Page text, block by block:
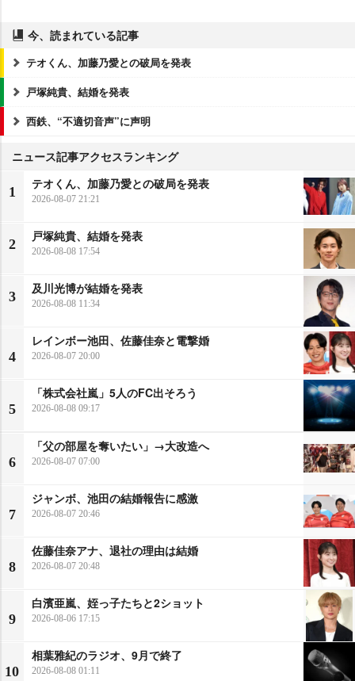
今、読まれている記事
テオくん、加藤乃愛との破局を発表
戸塚純貴、結婚を発表
西鉄、“不適切音声”に声明
ニュース記事アクセスランキング
1
テオくん、加藤乃愛との破局を発表
2026-08-07 21:21
2
戸塚純貴、結婚を発表
2026-08-08 17:54
3
及川光博が結婚を発表
2026-08-08 11:34
4
レインボー池田、佐藤佳奈と電撃婚
2026-08-07 20:00
5
「株式会社嵐」5人のFC出そろう
2026-08-08 09:17
6
「父の部屋を奪いたい」→大改造へ
2026-08-07 07:00
7
ジャンボ、池田の結婚報告に感激
2026-08-07 20:46
8
佐藤佳奈アナ、退社の理由は結婚
2026-08-07 20:48
9
白濱亜嵐、姪っ子たちと2ショット
2026-08-06 17:15
10
相葉雅紀のラジオ、9月で終了
2026-08-08 01:11